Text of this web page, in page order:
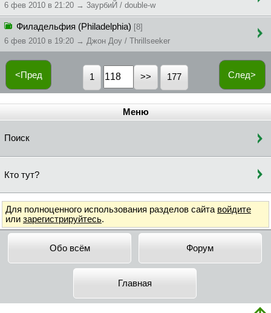
6 фев 2010 в 21:20 → 3aypбиЙ / double-w
Филадельфия (Philadelphia) [8]
6 фев 2010 в 19:20 → Джон Доу / Thrillseeker
<Пред След>
1 177
Меню
Поиск
Кто тут?
Для полноценного использования разделов сайта войдите
или зарегистрируйтесь.
Обо всём Форум
Главная